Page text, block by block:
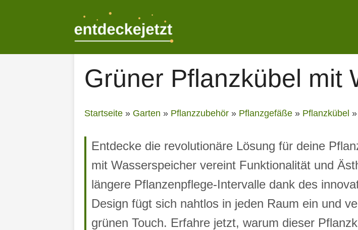
Grüner Pflanzkübel mit
Startseite » Garten » Pflanzzubehör » Pflanzgefäße » Pflanzkübel »
Entdecke die revolutionäre Lösung für deine
mit Wasserspeicher vereint Funktionalität und
längere Pflanzenpflege-Intervalle dank des
Design fügt sich nahtlos in jeden Raum ein und
grünen Touch. Erfahre jetzt, warum dieser